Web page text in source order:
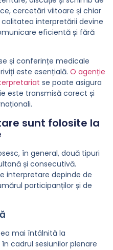
cercetări viitoare și chiar
interpretării devine
eficientă și fără
și conferințe medicale
este esențială.O agenție
se poate asigura
este transmisă corect și
sunt folosite la
în general, două tipuri
și consecutivă.
interpretare depinde de
participanților și de
mai întâlnită la
cadrul sesiunilor plenare